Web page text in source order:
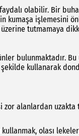
olabilir. Bir
kumaşa işlemesini
üzerine tutmamaya
bulunmaktadır.
kullanarak
zor alanlardan
kullanmak, olası